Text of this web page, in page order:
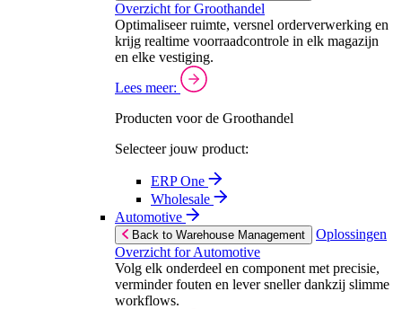
Overzicht for Groothandel
Optimaliseer ruimte, versnel orderverwerking en
krijg realtime voorraadcontrole in elk magazijn
en elke vestiging.
Lees meer:
Producten voor de Groothandel
Selecteer jouw product:
ERP One
Wholesale
Automotive
Back to Warehouse Management
Oplossingen
Overzicht for Automotive
Volg elk onderdeel en component met precisie,
verminder fouten en lever sneller dankzij slimme
workflows.